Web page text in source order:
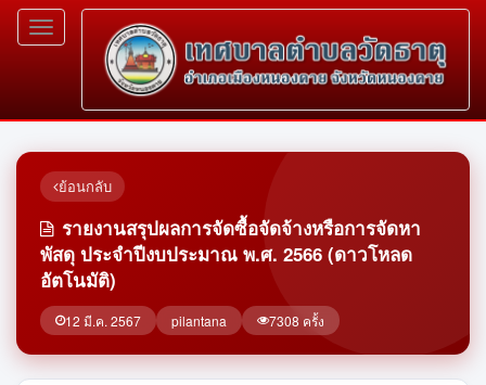
Toggle
navigation
ย้อนกลับ
รายงานสรุปผลการจัดซื้อจัดจ้างหรือการจัดหา
พัสดุ ประจำปีงบประมาณ พ.ศ. 2566 (ดาวโหลด
อัตโนมัติ)
12 มี.ค. 2567 pilantana 7308 ครั้ง